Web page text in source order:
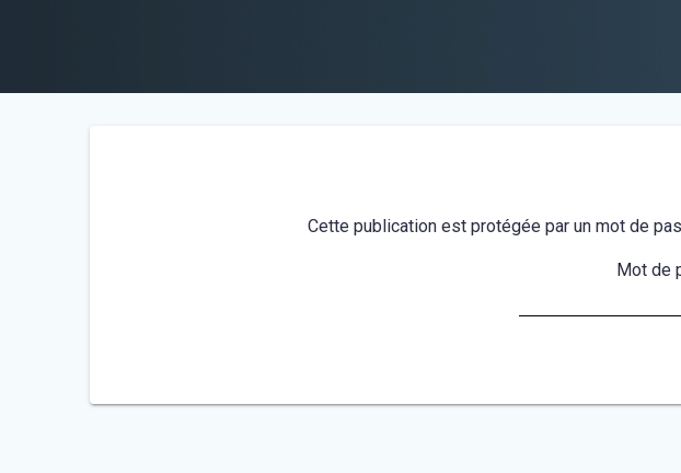
Cette publication est protégée par un mot de
Mot de